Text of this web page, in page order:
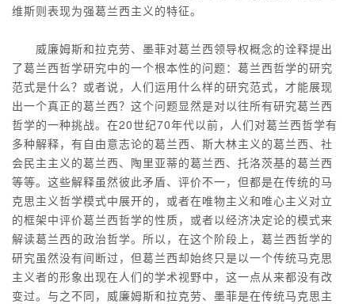
维斯则表现为强葛兰西主义的特征。
威廉姆斯和拉克劳、墨菲对葛兰西领导权概念的诠释提出
了葛兰西哲学研究中的一个根本性的问题：葛兰西哲学的研究
范式是什么？或者说，人们运用什么样的研究范式，才能展现
出一个真正的葛兰西？这个问题显然是对以往所有研究葛兰西
哲学的一种挑战。在20世纪70年代以前，人们对葛兰西哲学有
多种解释，有自由意志论的葛兰西、斯大林主义的葛兰西、社
会民主主义的葛兰西、陶里亚蒂的葛兰西、托洛茨基的葛兰西
等等。这些解释虽然彼此矛盾、评价不一，但都是在传统的马
克思主义哲学模式中展开的，或者在唯物主义和唯心主义对立
的框架中评价葛兰西哲学的性质，或者以经济决定论的模式来
解读葛兰西的政治哲学。所以，在这个阶段上，葛兰西哲学的
研究虽然没有间断过，但葛兰西却始终只是以一个传统马克思
主义者的形象出现在人们的学术视野中，这一点从来都没有改
变过。与之不同，威廉姆斯和拉克劳、墨菲是在传统马克思主